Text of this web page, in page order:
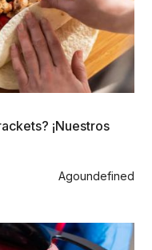
¡Nuestros
Agoundefined